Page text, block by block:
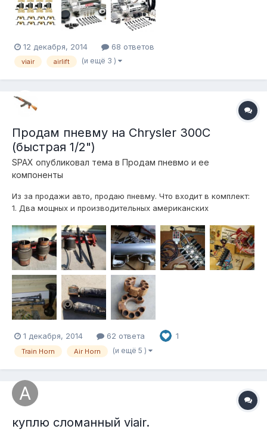
12 декабря, 2014 68 ответов
viair airlift (и ещё 3 )
Продам пневму на Chrysler 300C
(быстрая 1/2")
SPAX опубликовал тема в Продам пневмо и ее
компоненты
Из за продажи авто, продаю пневму. Что входит в комплект:
1. Два мощных и производительных американских
5gal (прим. 20л) 3. Блок клапанов на 4 контура с дросселями
1/2" (высокоскоростной) + глушители 4. Цифвровое табло и
цифровые датчики дав...
1 декабря, 2014 62 ответа 1
Train Horn Air Horn (и ещё 5 )
куплю сломанный viair.